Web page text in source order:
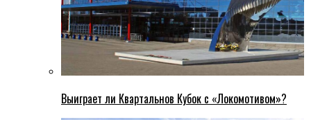
Выиграет ли Квартальнов Кубок с «Локомотивом»?